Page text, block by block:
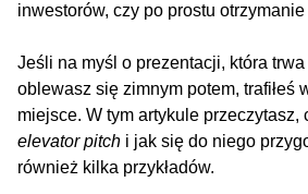
inwestorów, czy po prostu
Jeśli na myśl o prezentacji, która
oblewasz się zimnym potem, trafiłeś
miejsce. W tym artykule przeczytasz,
elevator pitch i jak się do niego
również kilka przykładów.